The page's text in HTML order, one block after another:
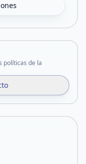
políticas de la